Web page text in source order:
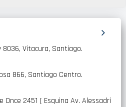
Vitacura, Santiago.
866, Santiago Centro.
Once 2451 ( Esquina Av. Alessadri